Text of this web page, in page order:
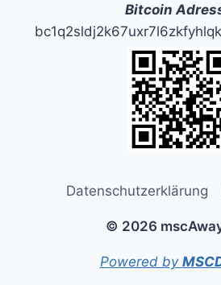
Bitcoin
Powered by
© 2026
Datenschutzerklärung